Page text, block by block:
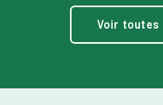
Voir toutes